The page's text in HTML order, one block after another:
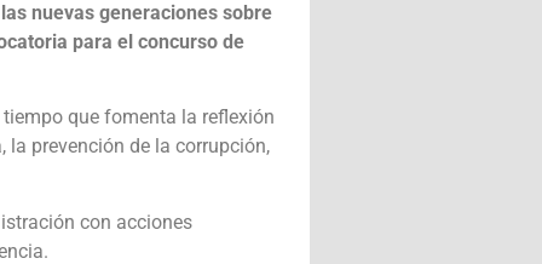
nuevas generaciones sobre
para el concurso de
que fomenta la reflexión
prevención de la corrupción,
con acciones